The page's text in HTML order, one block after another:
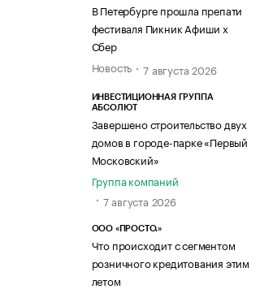
В Петербурге прошла препати
фестиваля Пикник Афиши х
Сбер
Новость
7 августа 2026
ИНВЕСТИЦИОННАЯ ГРУППА
АБСОЛЮТ
Завершено строительство двух
домов в городе-парке «Первый
Московский»
Группа компаний
7 августа 2026
ООО «ПРОСТО.»
Что происходит с сегментом
розничного кредитования этим
летом